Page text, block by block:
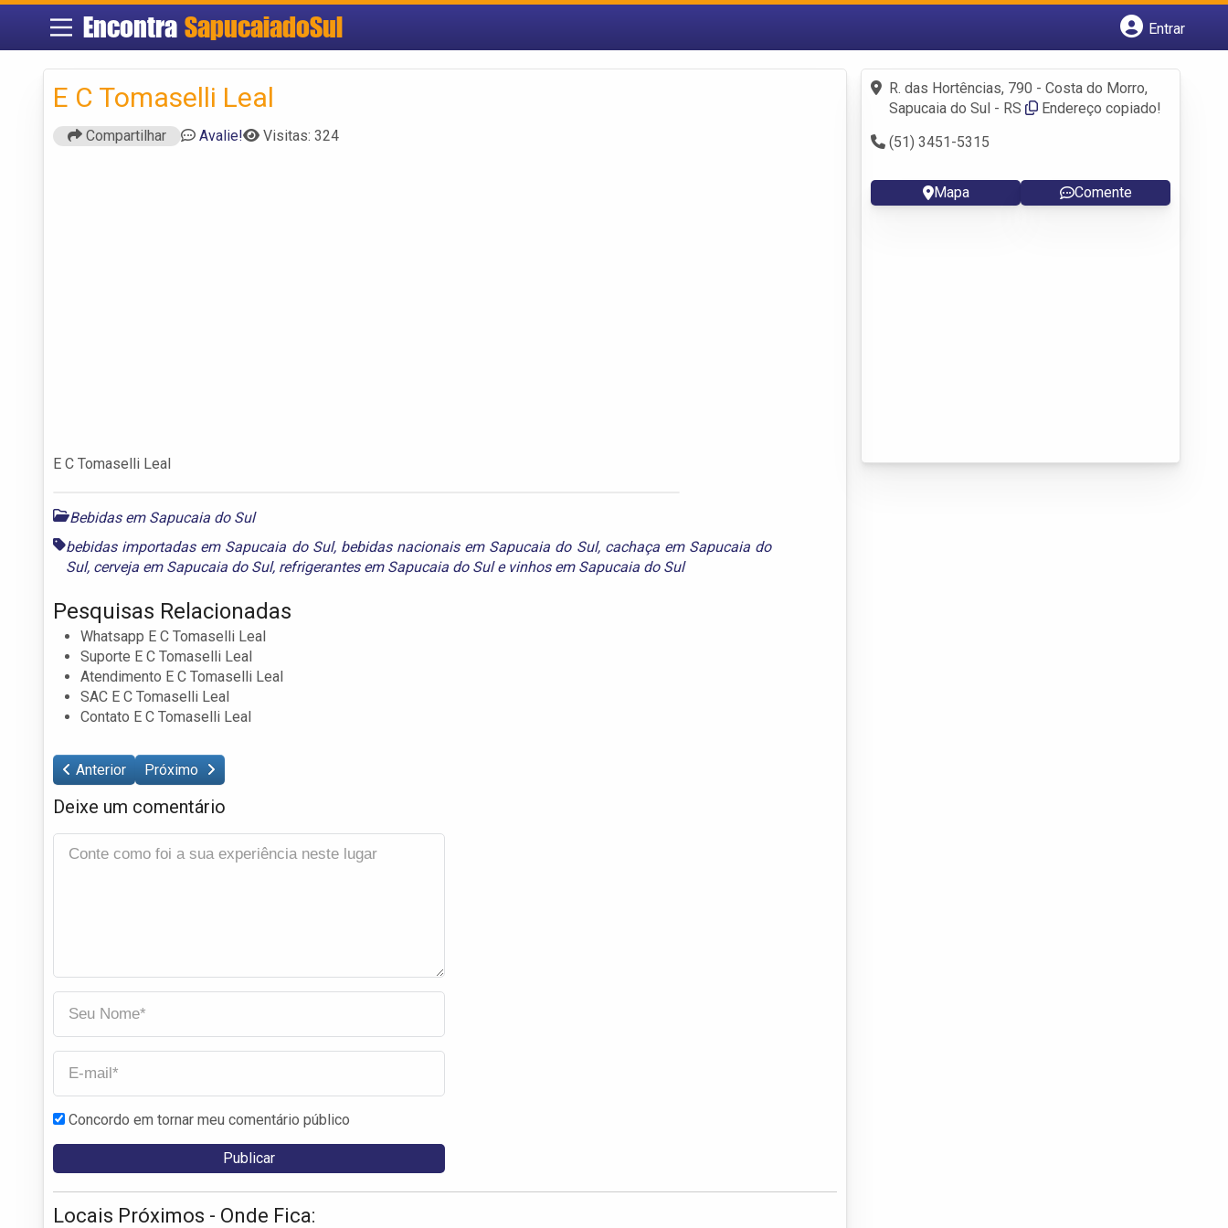
Encontra SapucaiadoSul
Entrar
Fazer login
Criar conta
E C Tomaselli Leal
Compartilhar Avalie! Visitas: 324
E C Tomaselli Leal
Bebidas em Sapucaia do Sul
bebidas importadas em Sapucaia do Sul, bebidas nacionais em Sapucaia do Sul, cachaça em Sapucaia do
Sul, cerveja em Sapucaia do Sul, refrigerantes em Sapucaia do Sule vinhos em Sapucaia do Sul
Pesquisas Relacionadas
Whatsapp E C Tomaselli Leal
Suporte E C Tomaselli Leal
Atendimento E C Tomaselli Leal
SAC E C Tomaselli Leal
Contato E C Tomaselli Leal
Anterior Próximo
Deixe um comentário
Concordo em tornar meu comentário público
Locais Próximos - Onde Fica:
R. das Hortências, 790 - Costa do Morro,
Sapucaia do Sul - RS
Endereço copiado!
(51) 3451-5315
Mapa Comente